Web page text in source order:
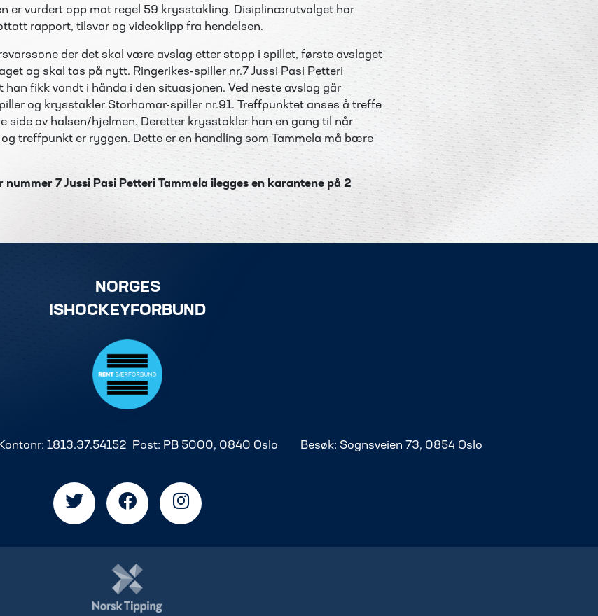
er vurdert opp mot regel 59 krysstakling. Disiplinærutvalget har
rapport, tilsvar og videoklipp fra hendelsen.
der det skal være avslag etter stopp i spillet, første avslaget
og skal tas på nytt. Ringerikes-spiller nr.7 Jussi Pasi Petteri
han fikk vondt i hånda i den situasjonen. Ved neste avslag går
og krysstakler Storhamar-spiller nr.91. Treffpunktet anses å treffe
side av halsen/hjelmen. Deretter krysstakler han en gang til når
treffpunkt er ryggen. Dette er en handling som Tammela må bære
nummer 7 Jussi Pasi Petteri Tammela ilegges en karantene på 2
NORGES
ISHOCKEYFORBUND
1813.37.54152 Post: PB 5000, 0840 Oslo Besøk: Sognsveien 73, 0854 Oslo